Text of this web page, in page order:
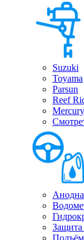
Suzuki
Toyama
Parsun
Reef
Mercury
Защита
Подъём